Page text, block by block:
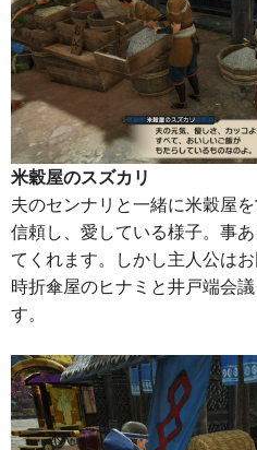
米穀屋のスズカリ
夫のセンナリと一緒に米穀屋
信頼し、愛している様子。事
てくれます。しかし主人公は
時折傘屋のヒナミと井戸端会
す。